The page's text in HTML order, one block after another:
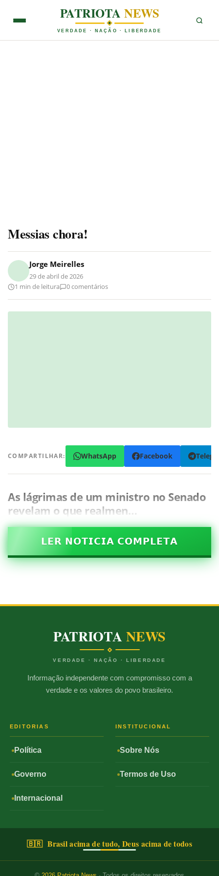
PATRIOTANEWS
VERDADE · NAÇÃO · LIBERDADE
Messias chora!
Jorge Meirelles
29 de abril de 2026
1 min de leitura
0 comentários
COMPARTILHAR: WhatsApp Facebook
As lágrimas de um ministro no Senado
revelam o que realmen…
𝗟𝗘𝗥 𝗡𝗢𝗧𝗜𝗖𝗜𝗔 𝗖𝗢𝗠𝗣𝗟𝗘𝗧𝗔
PATRIOTANEWS
VERDADE · NAÇÃO · LIBERDADE
Informação independente com compromisso com a
verdade e os valores do povo brasileiro.
EDITORIAS
Política
Governo
Internacional
INSTITUCIONAL
Sobre Nós
Termos de Uso
🇧🇷 Brasil acima de tudo, Deus acima de todos